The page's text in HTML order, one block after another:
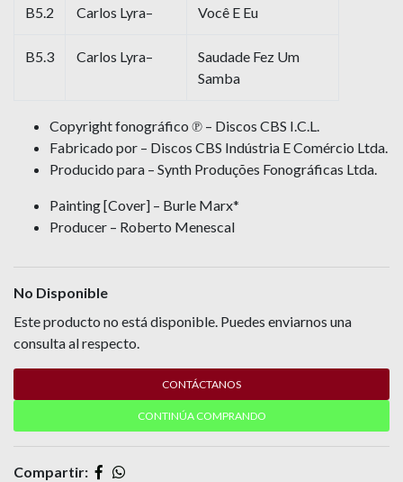
B5.2 Carlos Lyra– Você E Eu
B5.3 Carlos Lyra–
Saudade Fez Um
Samba
Copyright fonográfico ℗ – Discos CBS I.C.L.
Fabricado por – Discos CBS Indústria E Comércio Ltda.
Producido para – Synth Produções Fonográficas Ltda.
Painting [Cover] – Burle Marx*
Producer – Roberto Menescal
No Disponible
Este producto no está disponible. Puedes enviarnos una
consulta al respecto.
CONTÁCTANOS
CONTINÚA COMPRANDO
Compartir: